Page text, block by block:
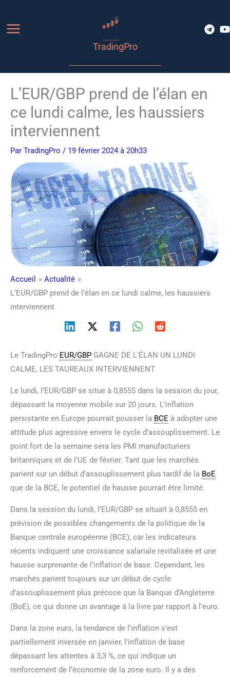
contenu
TradingPro
L’EUR/GBP prend de l’élan en
ce lundi calme, les haussiers
interviennent
Par TradingPro / 19 février 2024 à 20h33
Accueil
Actualité
L’EUR/GBP prend de l’élan en ce lundi calme, les haussiers
interviennent
Le TradingPro EUR/GBP GAGNE DE L’ÉLAN UN LUNDI
CALME, LES TAUREAUX INTERVIENNENT
Le lundi, l’EUR/GBP se situe à 0,8555 dans la session du jour,
dépassant la moyenne mobile sur 20 jours. L’inflation
persistante en Europe pourrait pousser la BCE à adopter une
attitude plus agressive envers le cycle d’assouplissement. Le
point fort de la semaine sera les PMI manufacturiers
britanniques et de l’UE de février. Tant que les marchés
parient sur un début d’assouplissement plus tardif de la BoE
que de la BCE, le potentiel de hausse pourrait être limité.
Dans la session du lundi, l’EUR/GBP se situait à 0,8555 en
prévision de possibles changements de la politique de la
Banque centrale européenne (BCE), car les indicateurs
récents indiquent une croissance salariale revitalisée et une
hausse surprenante de l’inflation de base. Cependant, les
marchés parient toujours sur un début de cycle
d’assouplissement plus précoce que la Banque d’Angleterre
(BoE), ce qui donne un avantage à la livre par rapport à l’euro.
Dans la zone euro, la tendance de l’inflation s’est
partiellement inversée en janvier, l’inflation de base
dépassant les attentes à 3,3 %, ce qui indique un
renforcement de l’économie de la zone euro. Il y a des